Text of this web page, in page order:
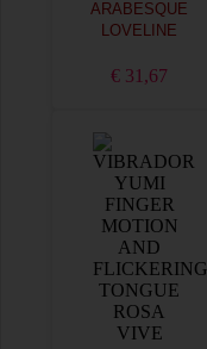
ARABESQUE
LOVELINE
€ 31,67